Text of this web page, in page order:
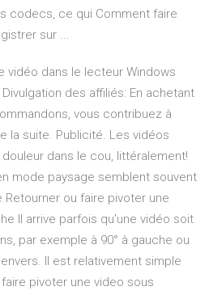
codecs, ce qui Comment faire
sur ...
vidéo dans le lecteur Windows
des affiliés: En achetant
vous contribuez à
la suite. Publicité. Les vidéos
dans le cou, littéralement!
mode paysage semblent souvent
ou faire pivoter une
Il arrive parfois qu'une vidéo soit
par exemple à 90° à gauche ou
Il est relativement simple
pivoter une video sous